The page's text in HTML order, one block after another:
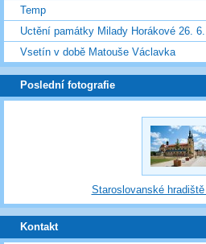
Temp
Uctění památky Milady Horákové 26. 6.
Vsetín v době Matouše Václavka
Poslední fotografie
Staroslovanské
Kontakt